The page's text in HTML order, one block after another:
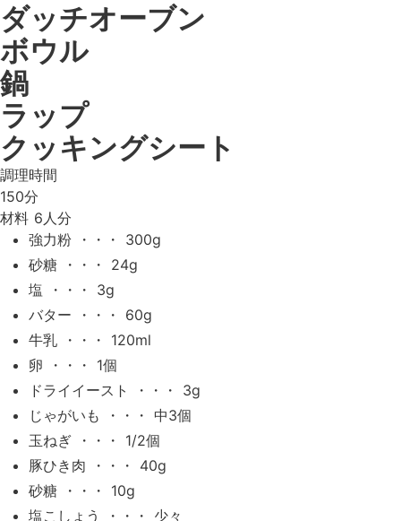
ダッチオーブン
ボウル
鍋
ラップ
クッキングシート
調理時間
150分
材料 6人分
強力粉 ・・・ 300g
砂糖 ・・・ 24g
塩 ・・・ 3g
バター ・・・ 60g
牛乳 ・・・ 120ml
卵 ・・・ 1個
ドライイースト ・・・ 3g
じゃがいも ・・・ 中3個
玉ねぎ ・・・ 1/2個
豚ひき肉 ・・・ 40g
砂糖 ・・・ 10g
塩こしょう ・・・ 少々